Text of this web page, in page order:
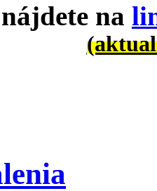
nájdete na